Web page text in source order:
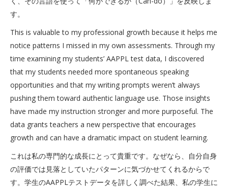
す。
This is valuable to my professional growth because it helps me
notice patterns I missed in my own assessments. Through my
time examining my students’ AAPPL test data, I discovered
that my students needed more spontaneous speaking
opportunities and that my writing prompts weren’t always
pushing them toward authentic language use. Those insights
have made my instruction stronger and more purposeful. The
data grants teachers a new perspective that encourages
growth and can have a dramatic impact on student learning.
これは私の専門的な成長にとって貴重です。なぜなら、自分自身
の評価では見落としていたパターンに気づかせてくれるからで
す。学生のAAPPLテストデータを詳しく調べた結果、私の学生に